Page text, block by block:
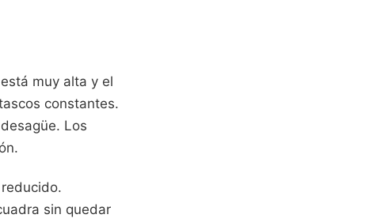
muy alta y el
constantes.
Los
sin quedar